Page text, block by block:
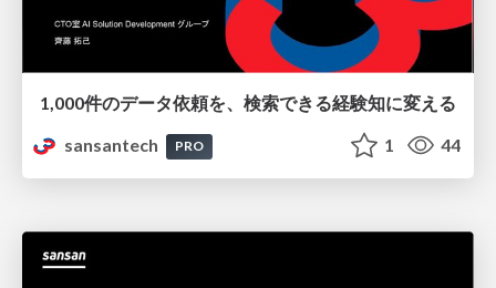
1,000件のデータ依頼を、検索できる経験知に変える
sansantech
PRO 1 44